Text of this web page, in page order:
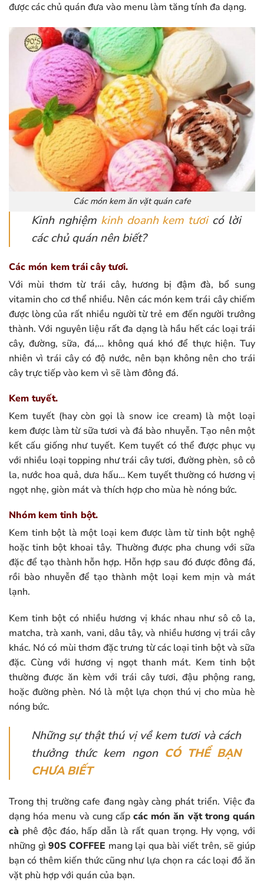
được các chủ quán đưa vào menu làm tăng tính đa dạng.
Các món kem ăn vặt quán cafe
Kinh nghiệmkinh doanh kem tươicó lời
các chủ quán nên biết?
Các món kem trái cây tươi.
Với mùi thơm từ trái cây, hương bị đậm đà, bổ sung
vitamin cho cơ thể nhiều. Nên các món kem trái cây chiếm
được lòng của rất nhiều người từ trẻ em đến người trưởng
thành. Với nguyên liệu rất đa dạng là hầu hết các loại trái
cây, đường, sữa, đá,… không quá khó để thực hiện. Tuy
nhiên vì trái cây có độ nước, nên bạn không nên cho trái
cây trực tiếp vào kem vì sẽ làm đông đá.
Kem tuyết.
Kem tuyết (hay còn gọi là snow ice cream) là một loại
kem được làm từ sữa tươi và đá bào nhuyễn. Tạo nên một
kết cấu giống như tuyết. Kem tuyết có thể được phục vụ
với nhiều loại topping như trái cây tươi, đường phèn, sô cô
la, nước hoa quả, dưa hấu… Kem tuyết thường có hương vị
ngọt nhẹ, giòn mát và thích hợp cho mùa hè nóng bức.
Nhóm kem tinh bột.
Kem tinh bột là một loại kem được làm từ tinh bột nghệ
hoặc tinh bột khoai tây. Thường được pha chung với sữa
đặc để tạo thành hỗn hợp. Hỗn hợp sau đó được đông đá,
rồi bào nhuyễn để tạo thành một loại kem mịn và mát
lạnh.
Kem tinh bột có nhiều hương vị khác nhau như sô cô la,
matcha, trà xanh, vani, dâu tây, và nhiều hương vị trái cây
khác. Nó có mùi thơm đặc trưng từ các loại tinh bột và sữa
đặc. Cùng với hương vị ngọt thanh mát. Kem tinh bột
thường được ăn kèm với trái cây tươi, đậu phộng rang,
hoặc đường phèn. Nó là một lựa chọn thú vị cho mùa hè
nóng bức.
Những sự thật thú vị về kem tươi và cách
thưởng thức kem ngon CÓ THỂ BẠN
CHƯA BIẾT
Trong thị trường cafe đang ngày càng phát triển. Việc đa
dạng hóa menu và cung cấpcác món ăn vặt trong quán
cà phê độc đáo, hấp dẫn là rất quan trọng. Hy vọng, với
những gì 90S COFFEE mang lại qua bài viết trên, sẽ giúp
bạn có thêm kiến thức cũng như lựa chọn ra các loại đồ ăn
vặt phù hợp với quán của bạn.